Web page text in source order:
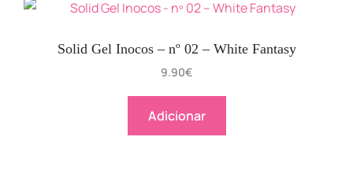
Solid Gel Inocos – nº 02 – White Fantasy
9.90€
Adicionar